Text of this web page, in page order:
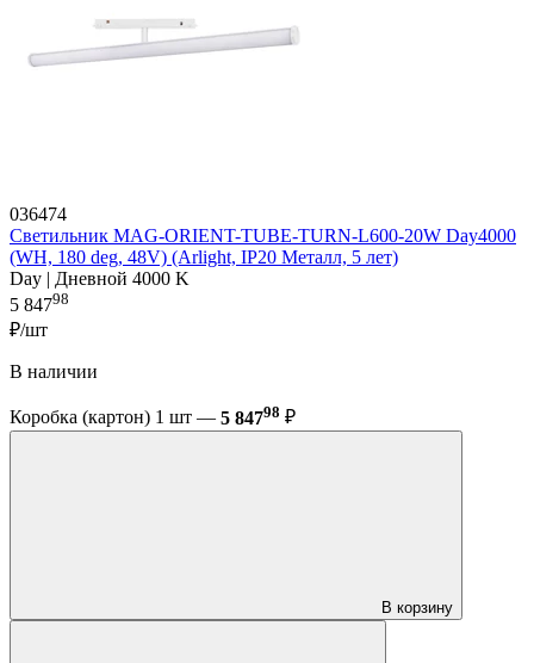
036474
Светильник MAG-ORIENT-TUBE-TURN-L600-20W Day4000
(WH, 180 deg, 48V) (Arlight, IP20 Металл, 5 лет)
Day | Дневной 4000 K
5 84798
₽/шт
В наличии
Коробка (картон) 1 шт — 5 84798 ₽
В корзину